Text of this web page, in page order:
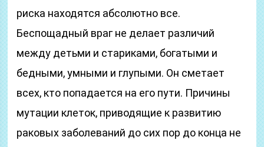
риска находятся абсолютно все.
Беспощадный враг не делает различий
между детьми и стариками, богатыми и
бедными, умными и глупыми. Он сметает
всех, кто попадается на его пути. Причины
мутации клеток, приводящие к развитию
раковых заболеваний до сих пор до конца не